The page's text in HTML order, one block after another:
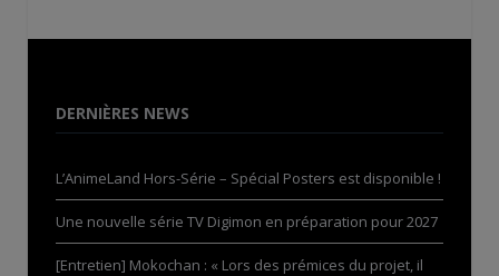
DERNIÈRES NEWS
L’AnimeLand Hors-Série – Spécial Posters est disponible !
Une nouvelle série TV Digimon en préparation pour 2027
[Entretien] Mokochan : « Lors des prémices du projet, il